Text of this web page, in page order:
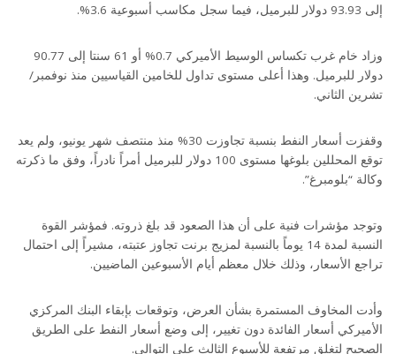
إلى 93.93 دولار للبرميل، فيما سجل مكاسب أسبوعية 3.6%.
وزاد خام غرب تكساس الوسيط الأميركي 0.7% أو 61 سنتا إلى 90.77
دولار للبرميل. وهذا أعلى مستوى تداول للخامين القياسيين منذ نوفمبر/
تشرين الثاني.
وقفزت أسعار النفط بنسبة تجاوزت 30% منذ منتصف شهر يونيو، ولم يعد
توقع المحللين بلوغها مستوى 100 دولار للبرميل أمراً نادراً، وفق ما ذكرته
وكالة “بلومبرغ”.
وتوجد مؤشرات فنية على أن هذا الصعود قد بلغ ذروته. فمؤشر القوة
النسبة لمدة 14 يوماً بالنسبة لمزيج برنت تجاوز عتبته، مشيراً إلى احتمال
تراجع الأسعار، وذلك خلال معظم أيام الأسبوعين الماضيين.
وأدت المخاوف المستمرة بشأن العرض، وتوقعات بإبقاء البنك المركزي
الأميركي أسعار الفائدة دون تغيير، إلى وضع أسعار النفط على الطريق
الصحيح لتغلق مرتفعة للأسبوع الثالث على التوالي.